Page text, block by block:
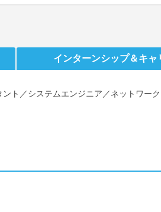
インターンシップ＆キャ
ト／システムエンジニア／ネットワー